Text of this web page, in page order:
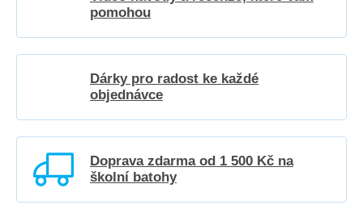
pomohou
Dárky pro radost ke každé
objednávce
Doprava zdarma od 1 500 Kč na
školní batohy